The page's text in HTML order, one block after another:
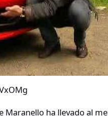
Maranello ha llevado al